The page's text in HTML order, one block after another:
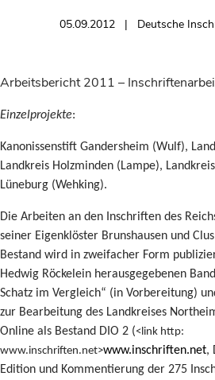
05.09.2012 Deutsche
Arbeitsbericht 2011 –
Einzelprojekte:
Kanonissenstift Gandersheim (Wulf),
Landkreis Holzminden (Lampe),
Lüneburg (Wehking).
Die Arbeiten an den Inschriften des
seiner Eigenklöster Brunshausen und
Bestand wird in zweifacher Form
Hedwig Röckelein herausgegebenen
Schatz im Vergleich“ (in Vorbereitung)
zur Bearbeitung des Landkreises
Online als Bestand DIO 2 (<link http:
www.inschriften.net>www.inschriften.net,
Edition und Kommentierung der 275